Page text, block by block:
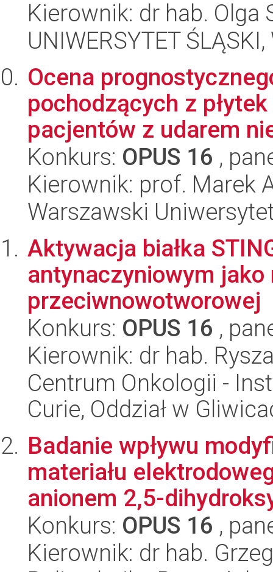
Kierownik: dr hab. Olga
UNIWERSYTET
Ocena
pochodzących z
pacjentów z udarem
Konkurs: OPUS 16 ,
Kierownik: prof. Marek
Warszawski
Aktywacja białka
antynaczyniowym
przeciwnowotworowej
Konkurs: OPUS 16 ,
Kierownik: dr hab.
Centrum Onkologii -
Curie, Oddział w
Badanie wpływu
materiału
anionem 2,5-
Konkurs: OPUS 16 ,
Kierownik: dr hab.